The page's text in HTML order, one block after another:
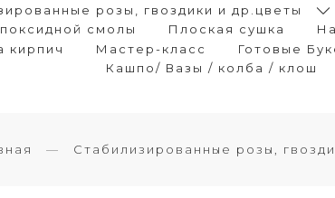
розы, гвоздики и др.цветы
смолы Плоская сушка
кирпич
Мастер-класс Готовые
Кашпо/ Вазы / колба / клош
Стабилизированные розы,